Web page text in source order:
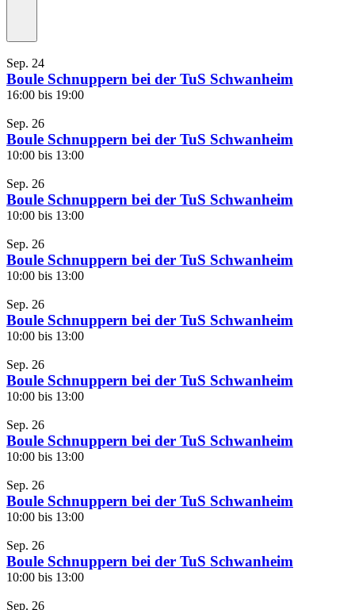
öffnen
Filter
schließen
of
Veranstaltungen
in
Photo
View
Sep. 24
Boule Schnuppern bei der TuS Schwanheim
16:00 bis 19:00
Sep. 26
Boule Schnuppern bei der TuS Schwanheim
10:00 bis 13:00
Sep. 26
Boule Schnuppern bei der TuS Schwanheim
10:00 bis 13:00
Sep. 26
Boule Schnuppern bei der TuS Schwanheim
10:00 bis 13:00
Sep. 26
Boule Schnuppern bei der TuS Schwanheim
10:00 bis 13:00
Sep. 26
Boule Schnuppern bei der TuS Schwanheim
10:00 bis 13:00
Sep. 26
Boule Schnuppern bei der TuS Schwanheim
10:00 bis 13:00
Sep. 26
Boule Schnuppern bei der TuS Schwanheim
10:00 bis 13:00
Sep. 26
Boule Schnuppern bei der TuS Schwanheim
10:00 bis 13:00
Sep. 26